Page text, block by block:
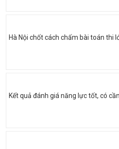
Hà Nội chốt cách chấm bài toán thi
Kết quả đánh giá năng lực tốt, có